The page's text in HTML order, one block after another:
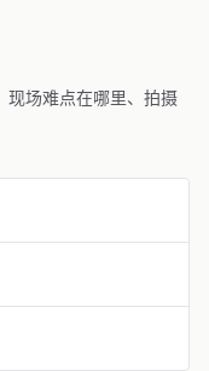
现场难点在哪里、拍摄